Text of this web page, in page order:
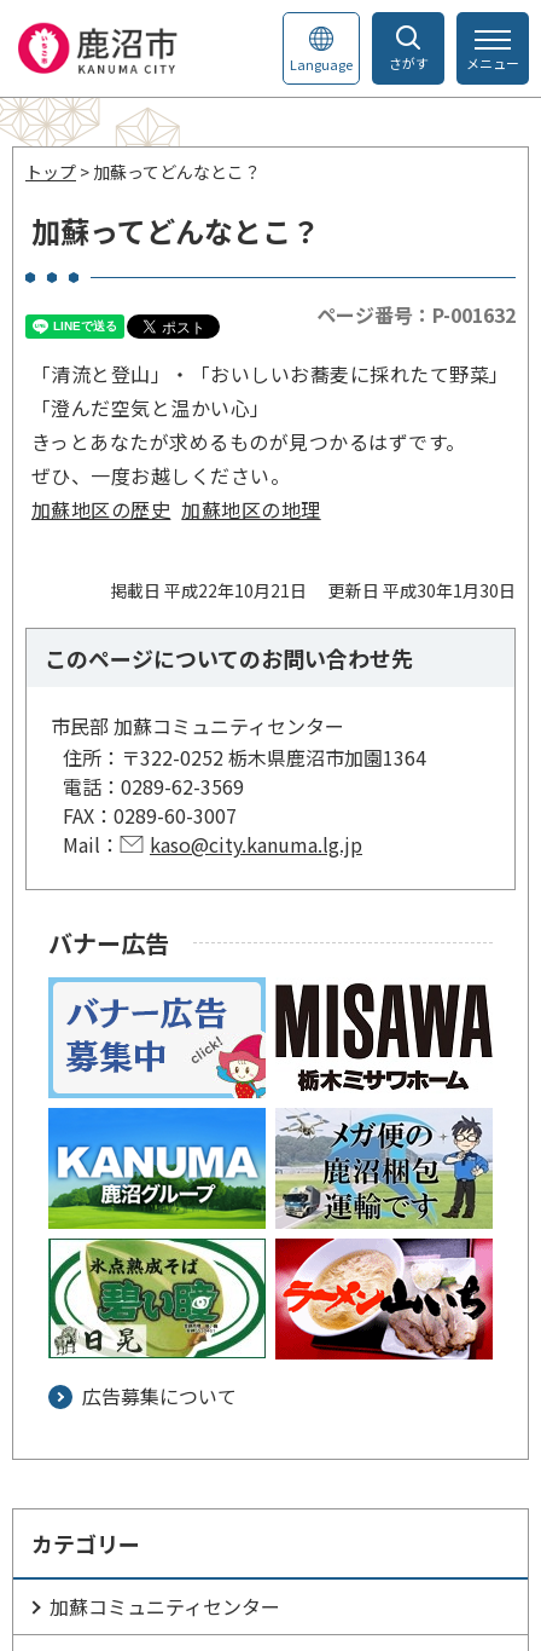
さがす
Language メニュー
トップ > 加蘇ってどんなとこ？
加蘇ってどんなとこ？
ページ番号：P-001632
「清流と登山」・「おいしいお蕎麦に採れたて野菜」
「澄んだ空気と温かい心」
きっとあなたが求めるものが見つかるはずです。
ぜひ、一度お越しください。
加蘇地区の歴史 加蘇地区の地理
掲載日 平成22年10月21日 更新日 平成30年1月30日
このページについてのお問い合わせ先
市民部 加蘇コミュニティセンター
住所： 〒322-0252 栃木県鹿沼市加園1364
電話： 0289-62-3569
FAX： 0289-60-3007
Mail：
kaso@city.kanuma.lg.jp
バナー広告
広告募集について
カテゴリー
加蘇コミュニティセンター